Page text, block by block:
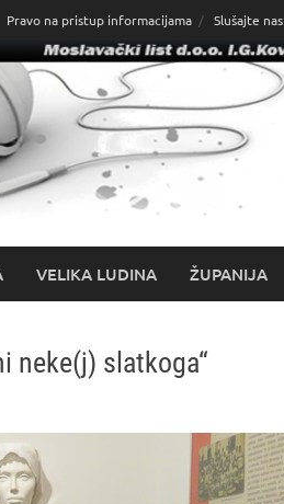
Pravo na pristup informacijama Slušajte nas
VELIKA LUDINA ŽUPANIJA
neke(j) slatkoga“